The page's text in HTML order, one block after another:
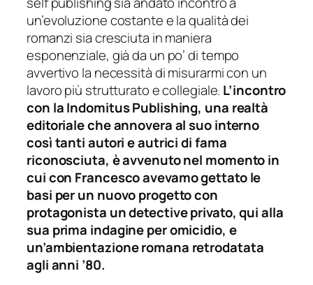
un’evoluzione costante e la qualità dei
romanzi sia cresciuta in maniera
esponenziale, già da un po’ di tempo
avvertivo la necessità di misurarmi con un
lavoro più strutturato e collegiale. L’incontro
con la Indomitus Publishing, una realtà
editoriale che annovera al suo interno
così tanti autori e autrici di fama
riconosciuta, è avvenuto nel momento in
cui con Francesco avevamo gettato le
basi per un nuovo progetto con
protagonista un detective privato, qui alla
sua prima indagine per omicidio, e
un’ambientazione romana retrodatata
agli anni ’80.